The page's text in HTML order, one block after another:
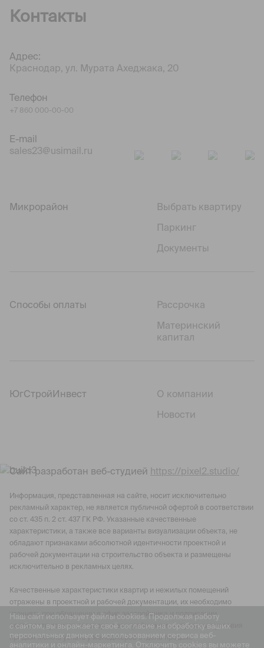
Наш сайт использует файлы cookies. Продолжая работу
с сайтом, вы выражаете своё согласие на обработку ваших
персональных данных с использованием сервиса веб-
аналитики и онлайн-маркетинга. Отключить cookies вы можете
Контакты
Адрес:
Краснодар, ул. Мурата Ахеджака, 20
Телефон
+7 860 000-00-00
E-mail
sales23@usimail.ru
Микрорайон
Выбрать квартиру
Паркинг
Документы
Способы оплаты
Рассрочка
Материнский
капитал
ЮгСтройИнвест
О компании
Новости
Сайт разработан веб-студией https://pixel2.studio/
Информация, представленная на сайте, носит исключительно
рекламный характер, не является публичной офертой в соответствии
со ст. 435 п. 2 ст. 437 ГК РФ. Указанные качественные
характеристики, а также все варианты визуализации объекта, не
обладают признаками абсолютной идентичности проектной и
рабочей документации на строительство объекта и размещены
исключительно в рекламных целях.
Качественные характеристики квартир и нежилых помещений
отражены в проектной и рабочей документации, их необходимо
уточнять при обращении в офис застройщика и подписании
соответствующего договора с застройщиком. Актуальные условия
продаж можно узнать у менеджеров отдела продаж.